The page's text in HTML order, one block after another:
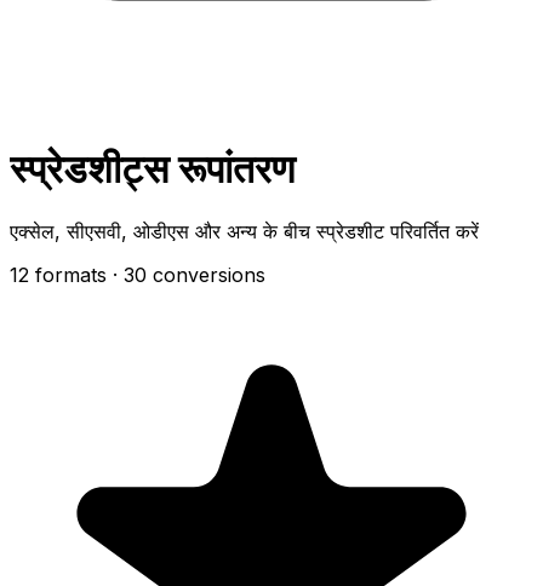
स्प्रेडशीट्स रूपांतरण
एक्सेल, सीएसवी, ओडीएस और अन्य के बीच स्प्रेडशीट परिवर्तित करें
12 formats · 30 conversions